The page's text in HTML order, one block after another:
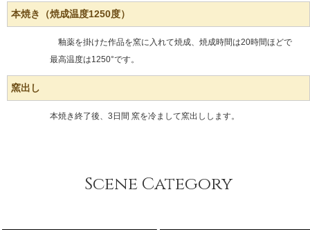
本焼き（焼成温度1250度）
釉薬を掛けた作品を窯に入れて焼成、焼成時間は20時間ほどで
最高温度は1250°です。
窯出し
本焼き終了後、3日間 窯を冷まして窯出しします。
Scene Category